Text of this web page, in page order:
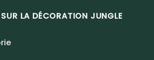
LA DÉCORATION JUNGLE